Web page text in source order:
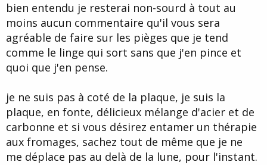
bien entendu je resterai non-sourd à tout au
moins aucun commentaire qu'il vous sera
agréable de faire sur les pièges que je tend
comme le linge qui sort sans que j'en pince et
quoi que j'en pense.
je ne suis pas à coté de la plaque, je suis la
plaque, en fonte, délicieux mélange d'acier et de
carbonne et si vous désirez entamer un thérapie
aux fromages, sachez tout de même que je ne
me déplace pas au delà de la lune, pour l'instant.